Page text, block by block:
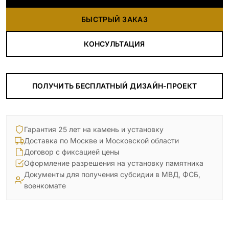
БЫСТРЫЙ ЗАКАЗ
КОНСУЛЬТАЦИЯ
ПОЛУЧИТЬ БЕСПЛАТНЫЙ ДИЗАЙН-ПРОЕКТ
Гарантия 25 лет на камень и установку
Доставка по Москве и Московской области
Договор с фиксацией цены
Оформление разрешения на установку памятника
Документы для получения субсидии в МВД, ФСБ,
военкомате